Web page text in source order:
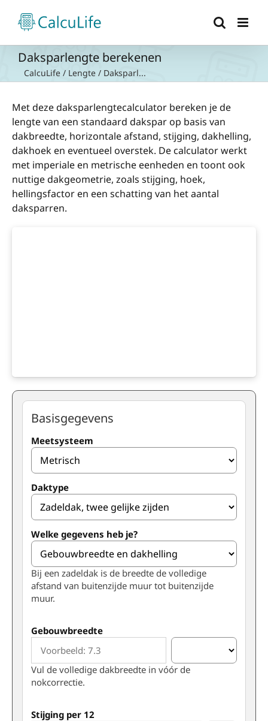
naar
inhoud
Daksparlengte berekenen
CalcuLife / Lengte / Daksparl...
Met deze daksparlengtecalculator bereken je de
lengte van een standaard dakspar op basis van
dakbreedte, horizontale afstand, stijging, dakhelling,
dakhoek en eventueel overstek. De calculator werkt
met imperiale en metrische eenheden en toont ook
nuttige dakgeometrie, zoals stijging, hoek,
hellingsfactor en een schatting van het aantal
daksparren.
Basisgegevens
Meetsysteem
Daktype
Welke gegevens heb je?
Bij een zadeldak is de breedte de volledige
afstand van buitenzijde muur tot buitenzijde
muur.
Gebouwbreedte
Vul de volledige dakbreedte in vóór de
nokcorrectie.
Stijging per 12